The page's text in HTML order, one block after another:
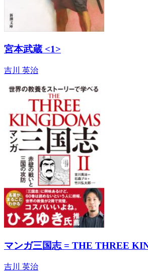
宮本武蔵 <1>
吉川 英治
マンガ三国志 = THE THREE
吉川 英治